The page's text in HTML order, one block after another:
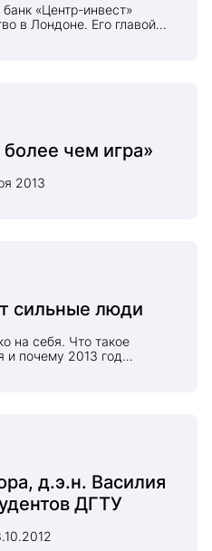
«Центр-инвест»
в Лондоне. Его главой
более чем игра»
2013
сильные люди
на себя. Что такое
и почему 2013 год
д.э.н. Василия
ДГТУ